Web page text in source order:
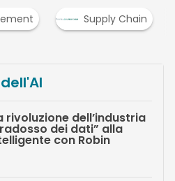
Supply Chain
rivoluzione dell’industria
dei dati” alla
con Robin